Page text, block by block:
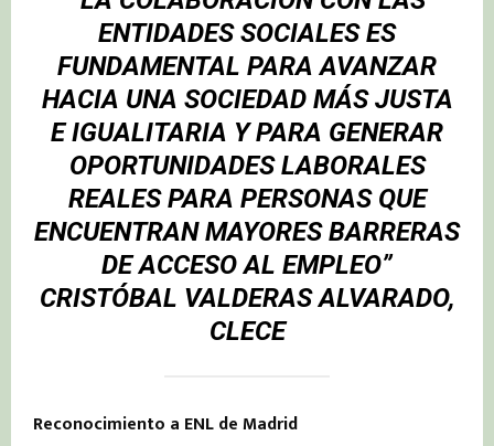
ENTIDADES SOCIALES ES
FUNDAMENTAL PARA AVANZAR
HACIA UNA SOCIEDAD MÁS JUSTA
E IGUALITARIA Y PARA GENERAR
OPORTUNIDADES LABORALES
REALES PARA PERSONAS QUE
ENCUENTRAN MAYORES BARRERAS
DE ACCESO AL EMPLEO”
CRISTÓBAL VALDERAS ALVARADO,
CLECE
Reconocimiento a ENL de Madrid